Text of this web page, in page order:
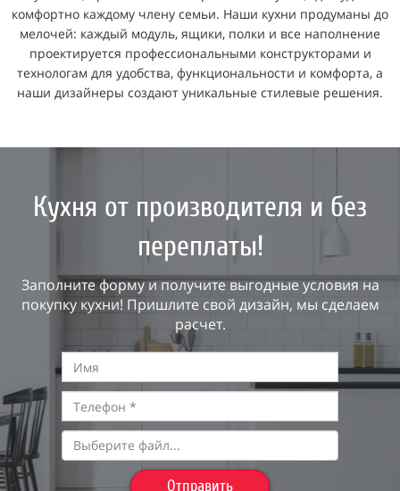
комфортно каждому члену семьи. Наши кухни продуманы до
мелочей: каждый модуль, ящики, полки и все наполнение
проектируется профессиональными конструкторами и
технологам для удобства, функциональности и комфорта, а
наши дизайнеры создают уникальные стилевые решения.
Кухня от производителя и без
переплаты!
Заполните форму и получите выгодные условия на
покупку кухни! Пришлите свой дизайн, мы сделаем
расчет.
Выберите файл...
Отправить